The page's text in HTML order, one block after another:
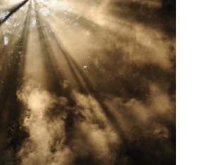
narzędziem
osobistego?
Czytelnia